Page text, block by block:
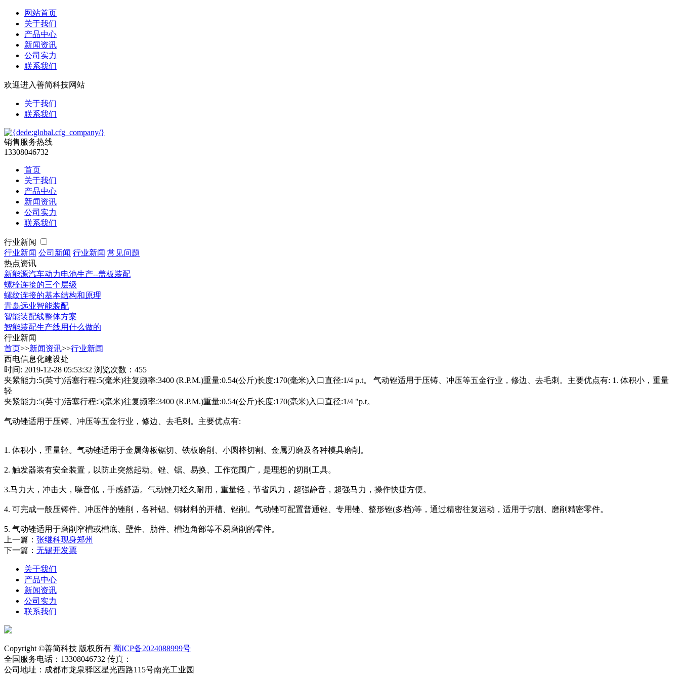
网站首页
关于我们
产品中心
新闻资讯
公司实力
联系我们
欢迎进入善简科技网站
关于我们
联系我们
销售服务热线
13308046732
首页
关于我们
产品中心
新闻资讯
公司实力
联系我们
行业新闻
行业新闻 公司新闻 行业新闻 常见问题
热点资讯
新能源汽车动力电池生产--盖板装配
螺栓连接的三个层级
螺纹连接的基本结构和原理
青岛远业智能装配
智能装配线整体方案
智能装配生产线用什么做的
行业新闻
首页>>新闻资讯>>行业新闻
西电信息化建设处
时间: 2019-12-28 05:53:32 浏览次数：455
夹紧能力:5(英寸)活塞行程:5(毫米)往复频率:3400 (R.P.M.)重量:0.54(公斤)长度:170(毫米)入口直径:1/4 p.t。 气动锉适用于压铸、冲压等五金行业，修边、去毛刺。主要优点有: 1. 体积小，重量
轻
夹紧能力:5(英寸)活塞行程:5(毫米)往复频率:3400 (R.P.M.)重量:0.54(公斤)长度:170(毫米)入口直径:1/4 "p.t。
气动锉适用于压铸、冲压等五金行业，修边、去毛刺。主要优点有:
1. 体积小，重量轻。气动锉适用于金属薄板锯切、铁板磨削、小圆棒切割、金属刃磨及各种模具磨削。
2. 触发器装有安全装置，以防止突然起动。锉、锯、易换、工作范围广，是理想的切削工具。
3.马力大，冲击大，噪音低，手感舒适。气动锉刀经久耐用，重量轻，节省风力，超强静音，超强马力，操作快捷方便。
4. 可完成一般压铸件、冲压件的锉削，各种铝、铜材料的开槽、锉削。气动锉可配置普通锉、专用锉、整形锉(多档)等，通过精密往复运动，适用于切割、磨削精密零件。
5. 气动锉适用于磨削窄槽或槽底、壁件、肋件、槽边角部等不易磨削的零件。
上一篇： 张继科现身郑州
下一篇： 无锡开发票
关于我们
产品中心
新闻资讯
公司实力
联系我们
Copyright ©善简科技 版权所有 蜀ICP备2024088999号
全国服务电话：13308046732 传真：
公司地址：成都市龙泉驿区星光西路115号南光工业园